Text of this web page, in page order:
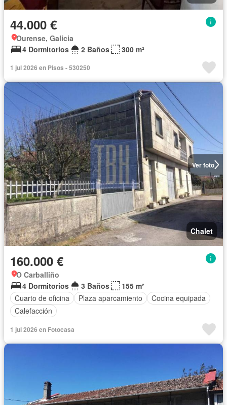
44.000 €
Ourense, Galicia
4 Dormitorios
2 Baños 300 m²
1 jul 2026 en Pisos - 530250
Ver foto
Chalet
160.000 €
O Carballiño
4 Dormitorios
3 Baños
155 m²
Cuarto de oficina
Plaza aparcamiento
Cocina equipada
Calefacción
1 jul 2026 en Fotocasa